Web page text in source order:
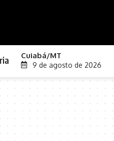
Cuiabá/MT
9 de agosto de 2026